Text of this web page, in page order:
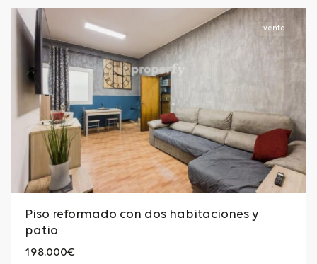
venta
Piso reformado con dos habitaciones y
patio
198.000€